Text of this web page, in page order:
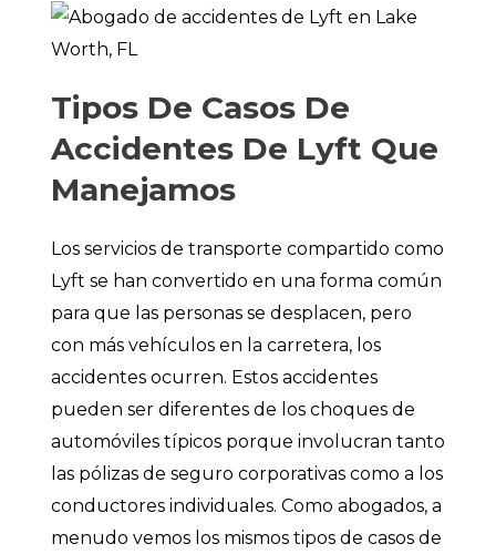
Tipos De Casos De
Accidentes De Lyft Que
Manejamos
Los servicios de transporte compartido como
Lyft se han convertido en una forma común
para que las personas se desplacen, pero
con más vehículos en la carretera, los
accidentes ocurren. Estos accidentes
pueden ser diferentes de los choques de
automóviles típicos porque involucran tanto
las pólizas de seguro corporativas como a los
conductores individuales. Como abogados, a
menudo vemos los mismos tipos de casos de